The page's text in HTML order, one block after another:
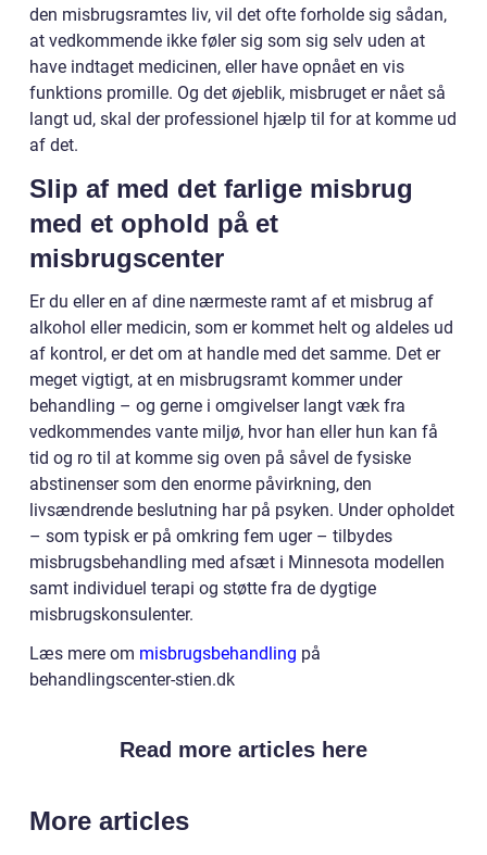
den misbrugsramtes liv, vil det ofte forholde sig sådan,
at vedkommende ikke føler sig som sig selv uden at
have indtaget medicinen, eller have opnået en vis
funktions promille. Og det øjeblik, misbruget er nået så
langt ud, skal der professionel hjælp til for at komme ud
af det.
Slip af med det farlige misbrug
med et ophold på et
misbrugscenter
Er du eller en af dine nærmeste ramt af et misbrug af
alkohol eller medicin, som er kommet helt og aldeles ud
af kontrol, er det om at handle med det samme. Det er
meget vigtigt, at en misbrugsramt kommer under
behandling – og gerne i omgivelser langt væk fra
vedkommendes vante miljø, hvor han eller hun kan få
tid og ro til at komme sig oven på såvel de fysiske
abstinenser som den enorme påvirkning, den
livsændrende beslutning har på psyken. Under opholdet
– som typisk er på omkring fem uger – tilbydes
misbrugsbehandling med afsæt i Minnesota modellen
samt individuel terapi og støtte fra de dygtige
misbrugskonsulenter.
Læs mere om misbrugsbehandling på
behandlingscenter-stien.dk
Read more articles here
More articles